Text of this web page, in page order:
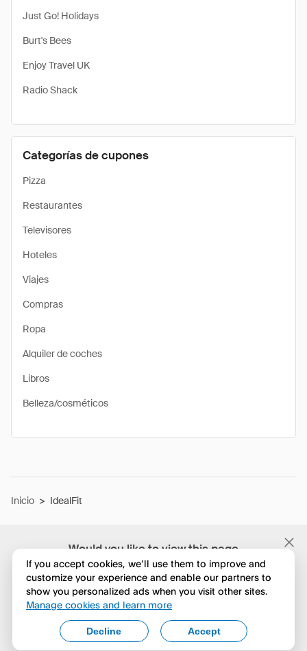
Would you like to view this page
in English?
No, seguir navegando
Yes, change to English
Just Go! Holidays
Burt's Bees
Enjoy Travel UK
Radio Shack
Categorías de cupones
Pizza
Restaurantes
Televisores
Hoteles
Viajes
Compras
Ropa
Alquiler de coches
Libros
Belleza/cosméticos
Inicio > IdealFit
If you accept cookies, we’ll use them to improve and
customize your experience and enable our partners to
show you personalized ads when you visit other sites.
Manage cookies and learn more
Accept
Decline